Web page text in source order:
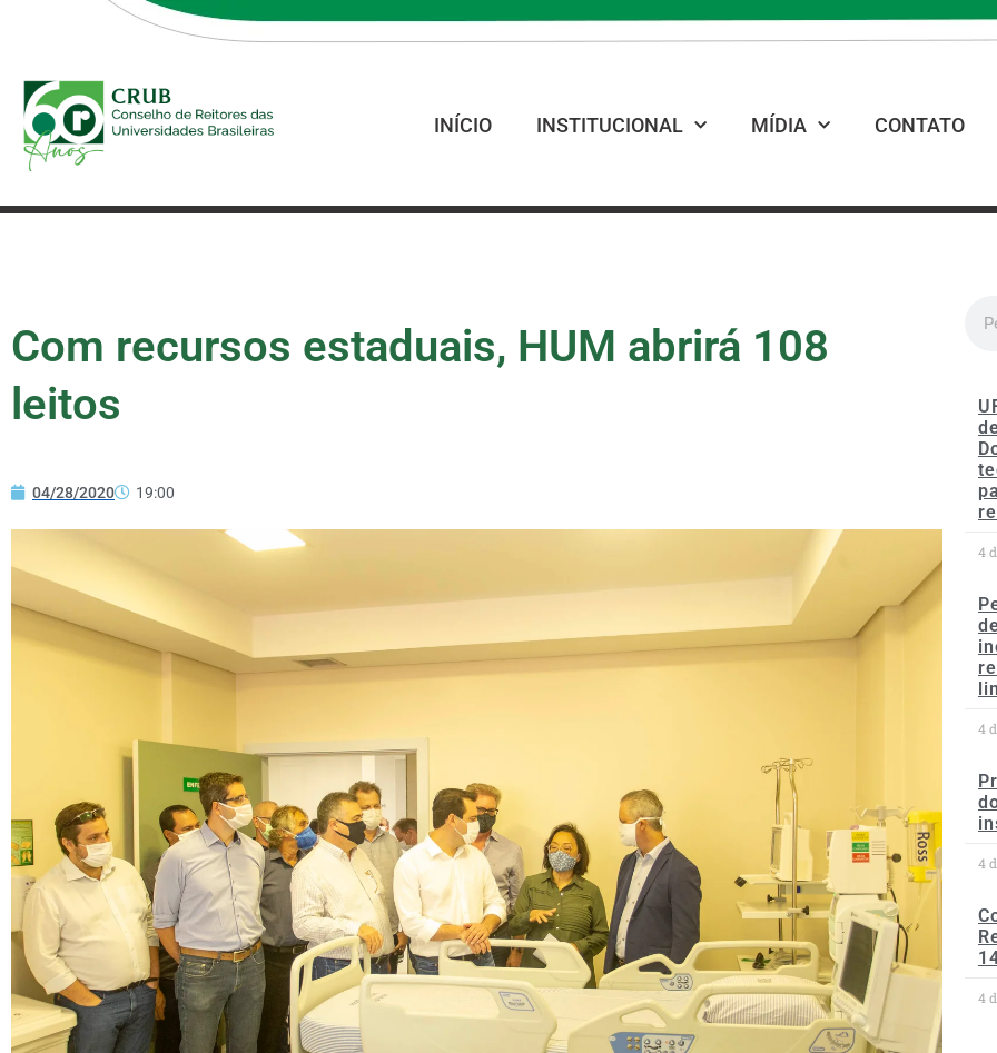
INÍCIO INSTITUCIONAL MÍDIA CONTATO
Com recursos estaduais, HUM abrirá 108
leitos
04/28/2020 19:00
4
4
4
4